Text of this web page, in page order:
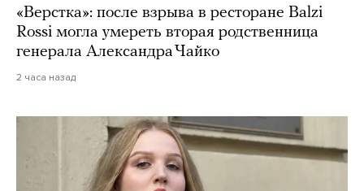
«Верстка»: после взрыва в ресторане Balzi
Rossi могла умереть вторая родственница
генерала Александра Чайко
2 часа назад